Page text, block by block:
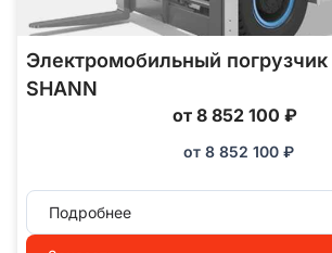
Электромобильный погрузчик
SHANN
от 8 852 100 ₽
от 8 852 100 ₽
Подробнее